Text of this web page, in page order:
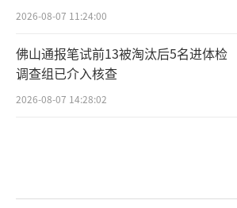
2026-08-07 11:24:00
佛山通报笔试前13被淘汰后5名进体检
调查组已介入核查
2026-08-07 14:28:02